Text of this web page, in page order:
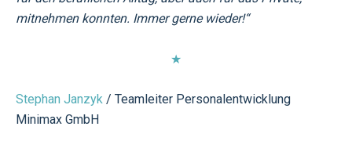
mitnehmen konnten. Immer gerne wieder!“
★
Stephan Janzyk / Teamleiter Personalentwicklung
Minimax GmbH